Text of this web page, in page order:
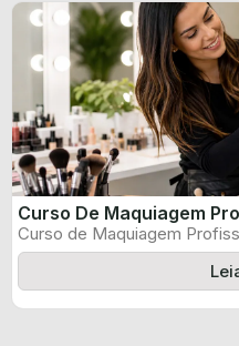
Curso De Maquiagem
Curso de Maquiagem
certificado informado pelo